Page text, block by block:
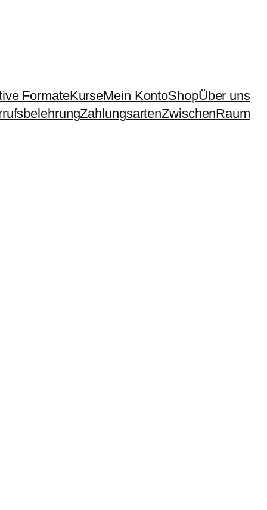
FormateKurseMein KontoShopÜber uns
ZahlungsartenZwischenRaum